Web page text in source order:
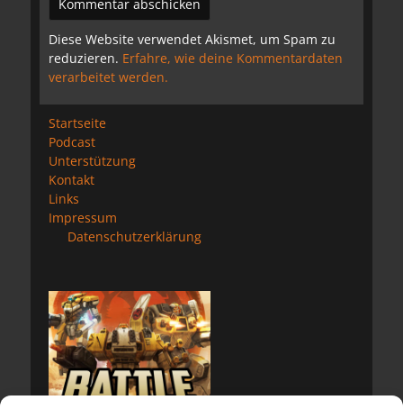
Diese Website verwendet Akismet, um Spam zu
reduzieren. Erfahre, wie deine Kommentardaten
verarbeitet werden.
Startseite
Podcast
Unterstützung
Kontakt
Links
Impressum
Datenschutzerklärung